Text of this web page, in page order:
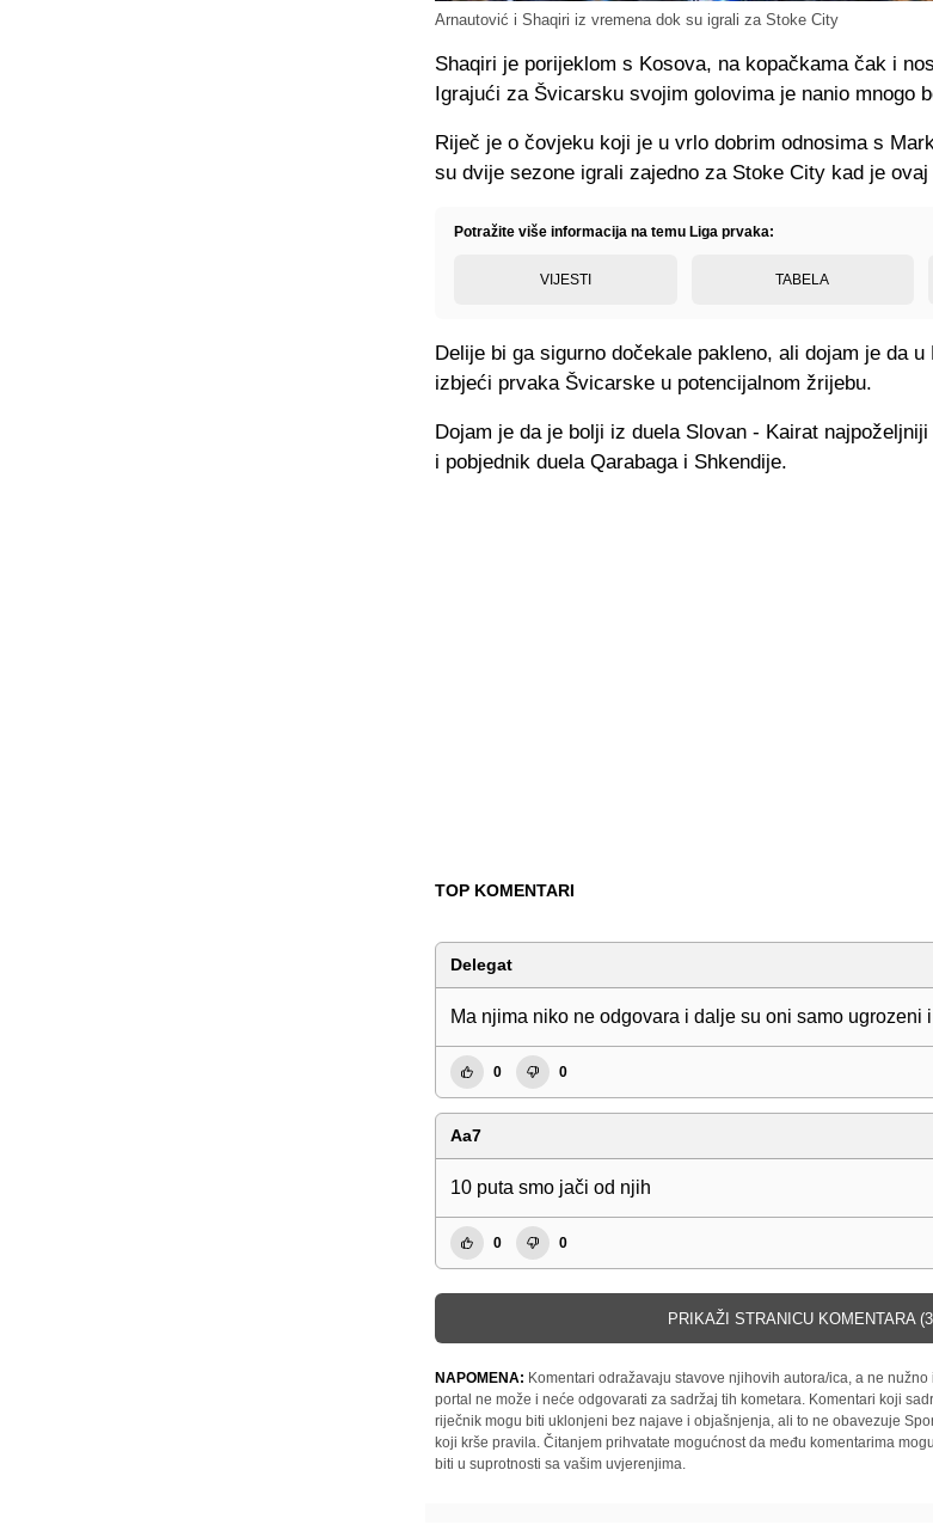
Arnautović i Shaqiri iz vremena dok su igrali za Stoke City
Shaqiri je porijeklom s Kosova, na kopačkama čak i
Igrajući za Švicarsku svojim golovima je nanio mnogo
Riječ je o čovjeku koji je u vrlo dobrim odnosima s
su dvije sezone igrali zajedno za Stoke City kad je
Potražite više informacija na temu Liga prvaka:
VIJESTI TABELA
Delije bi ga sigurno dočekale pakleno, ali dojam je da
izbjeći prvaka Švicarske u potencijalnom žrijebu.
Dojam je da je bolji iz duela Slovan - Kairat
i pobjednik duela Qarabaga i Shkendije.
TOP KOMENTARI
Delegat
Ma njima niko ne odgovara i dalje su oni samo ugrozeni
0 0
Aa7
10 puta smo jači od njih
0 0
PRIKAŽI STRANICU KOMENTARA
NAPOMENA: Komentari odražavaju stavove njihovih autora/ica, a ne
portal ne može i neće odgovarati za sadržaj tih kometara. Komentari koji
riječnik mogu biti uklonjeni bez najave i objašnjenja, ali to ne obavezuje
koji krše pravila. Čitanjem prihvatate mogućnost da među komentarima
biti u suprotnosti sa vašim uvjerenjima.